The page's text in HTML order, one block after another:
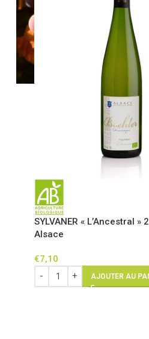
SYLVANER « L’Ancestral »
Alsace
€7,10
AJOUTER AU